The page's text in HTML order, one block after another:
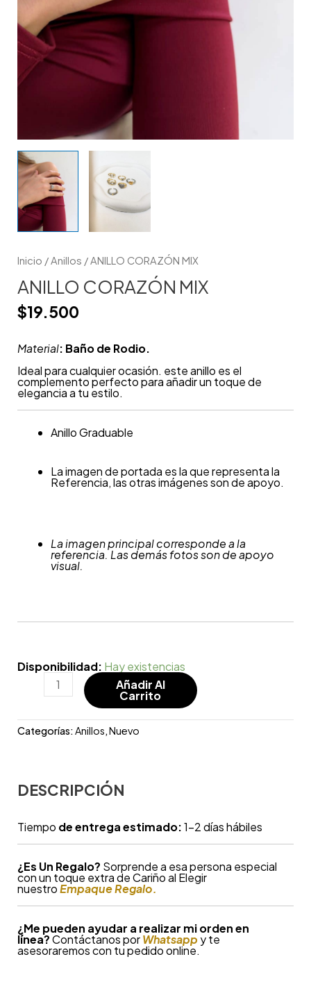
Inicio / Anillos / ANILLO CORAZÓN MIX
ANILLO CORAZÓN MIX
$19.500
Material: Baño de Rodio.
Ideal para cualquier ocasión. este anillo es el
complemento perfecto para añadir un toque de
elegancia a tu estilo.
Anillo Graduable
La imagen de portada es la que representa la
Referencia, las otras imágenes son de apoyo.
La imagen principal corresponde a la
referencia. Las demás fotos son de apoyo
visual.
Disponibilidad: Hay existencias
Añadir Al
Carrito
Categorías:Anillos,Nuevo
DESCRIPCIÓN
Tiempo de entrega estimado:1-2 días hábiles
¿Es Un Regalo? Sorprende a esa persona especial
con un toque extra de Cariño al Elegir
nuestroEmpaque Regalo.
¿Me pueden ayudar a realizar mi orden en
línea?Contáctanos por Whatsapp y te
asesoraremos con tu pedido online.